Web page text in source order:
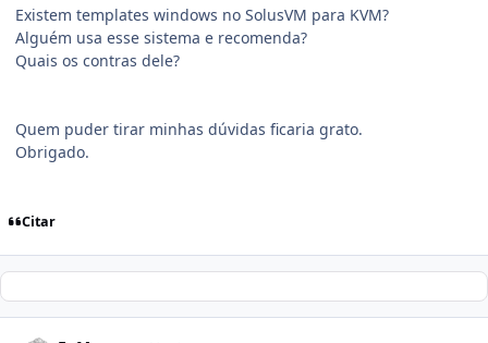
Existem templates windows no SolusVM para KVM?
Alguém usa esse sistema e recomenda?
Quais os contras dele?
Quem puder tirar minhas dúvidas ficaria grato.
Obrigado.
Citar